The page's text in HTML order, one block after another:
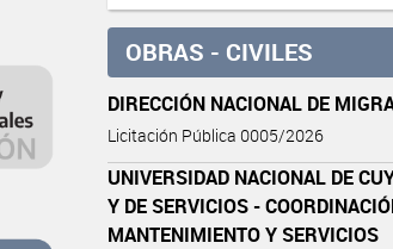
OBRAS - CIVILES
DIRECCIÓN NACIONAL DE
Licitación Pública 0005/2026
UNIVERSIDAD NACIONAL DE
Y DE SERVICIOS -
MANTENIMIENTO Y SERVICIOS